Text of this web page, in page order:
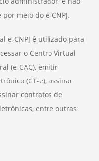
meio do e-CNPJ.
e-CNPJ é utilizado para
o Centro Virtual
(e-CAC), emitir
(CT-e), assinar
contratos de
entre outras